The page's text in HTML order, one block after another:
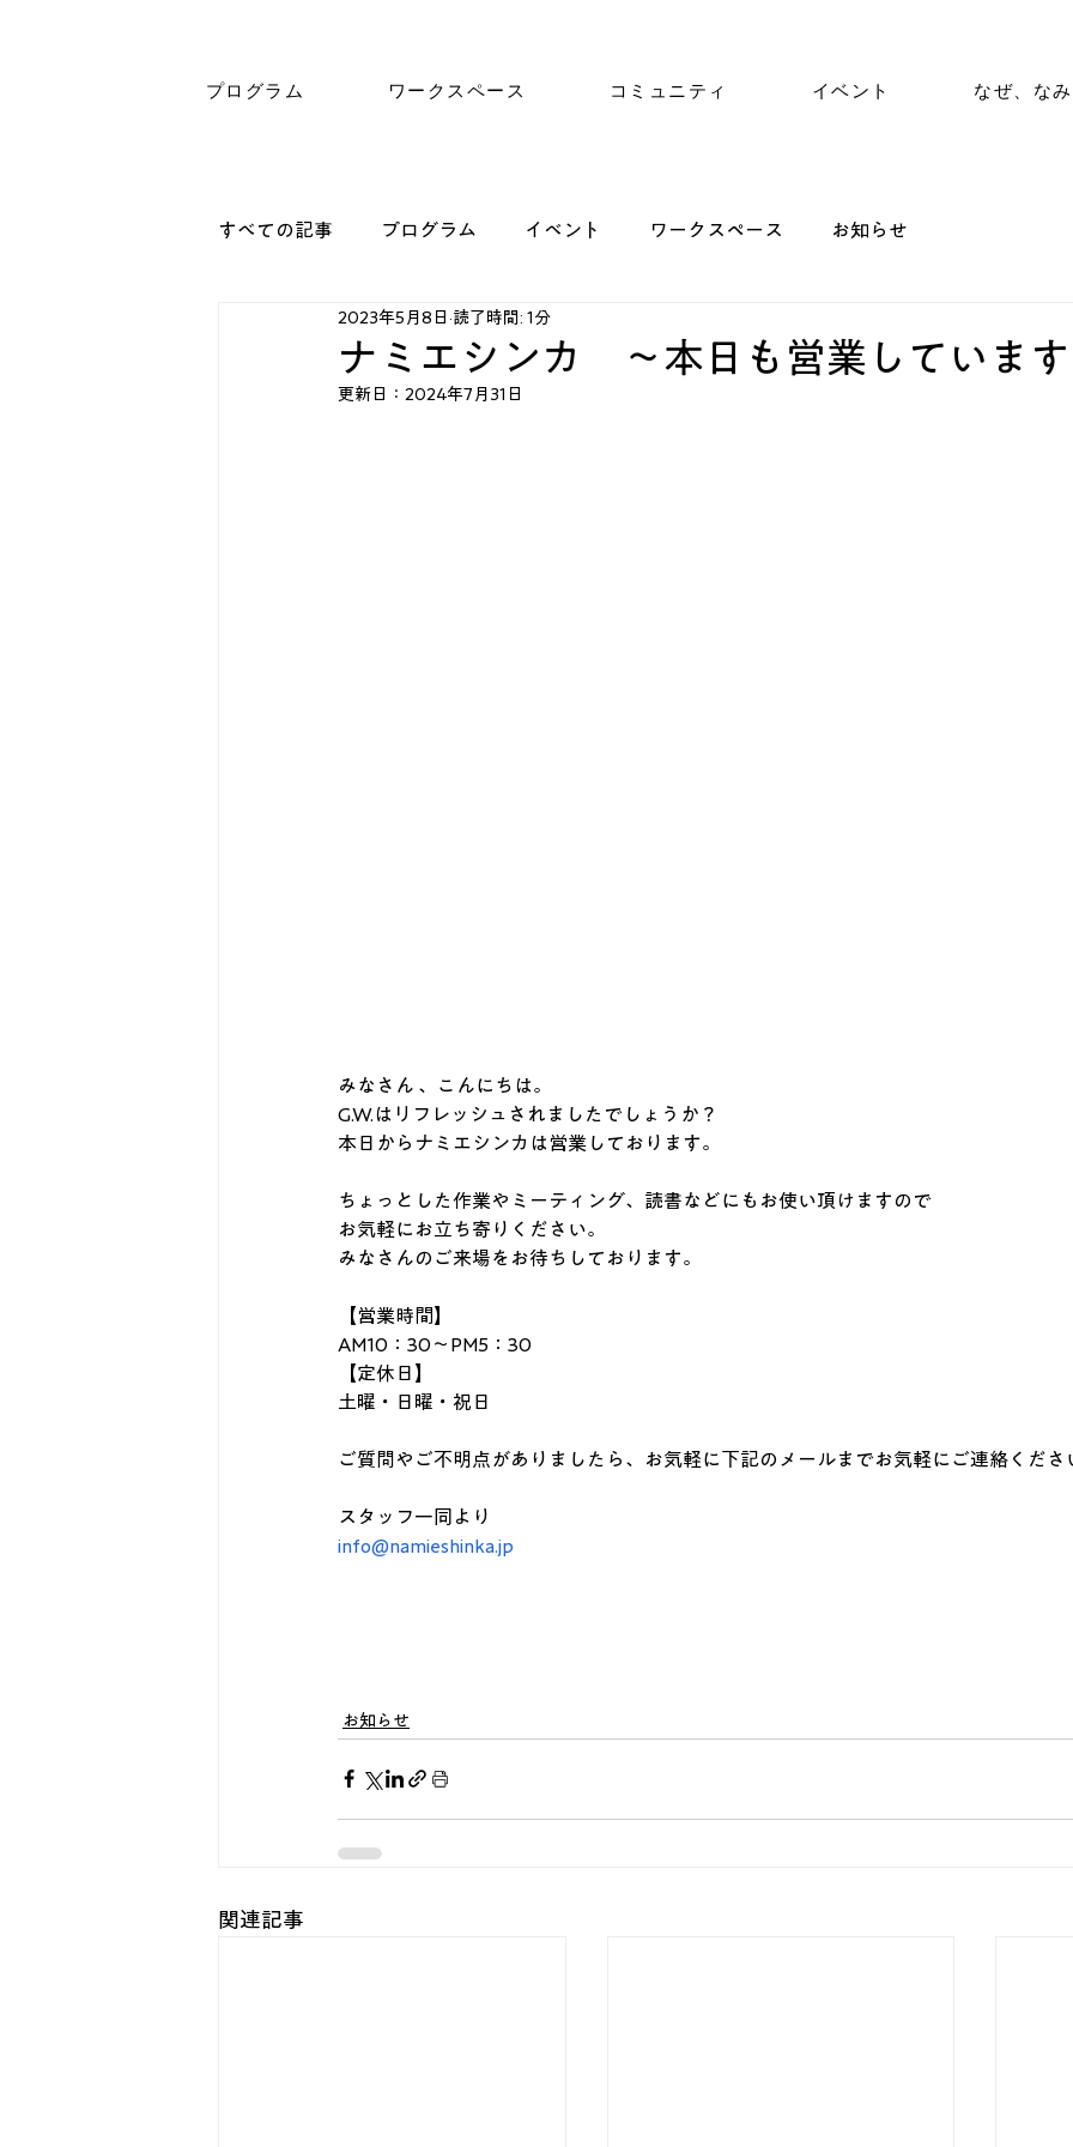
プログラム ワークスペース コミュニティ イベント なぜ、な
すべての記事 プログラム イベント ワークスペース お知らせ
ナミエシンカ ～本日も営業していま
2023年5月8日 読了時間: 1分
更新日： 2024年7月31日
みなさん 、こんにちは。
G.W.はリフレッシュされましたでしょうか？
本日からナミエシンカは営業しております。
ちょっとした作業やミーティング、読書などにもお使い頂けますので
お気軽にお立ち寄りください。
みなさんのご来場をお待ちしております。
【営業時間】
AM10：30～PM5：30
【定休日】
土曜・日曜・祝日
ご質問やご不明点がありましたら、お気軽に下記のメールまでお気軽にご連絡くださ
スタッフ一同より
info@namieshinka.jp
お知らせ
関連記事